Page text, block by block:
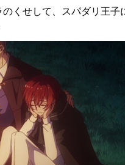
くせして、スパダリ王子